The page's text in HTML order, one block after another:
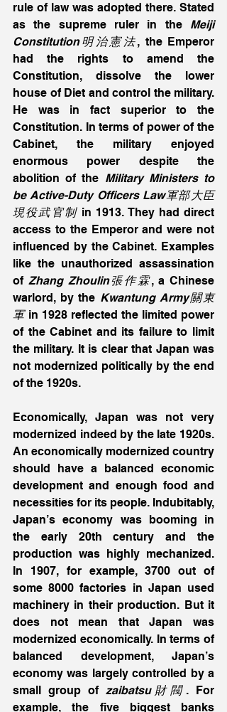
rule of law was adopted there. Stated
as the supreme ruler in the Meiji
Constitution明治憲法, the Emperor
had the rights to amend the
Constitution, dissolve the lower
house of Diet and control the military.
He was in fact superior to the
Constitution. In terms of power of the
Cabinet, the military enjoyed
enormous power despite the
abolition of the Military Ministers to
be Active-Duty Officers Law軍部大臣
現役武官制 in 1913. They had direct
access to the Emperor and were not
influenced by the Cabinet. Examples
like the unauthorized assassination
of Zhang Zhoulin張作霖, a Chinese
warlord, by the Kwantung Army關東
軍 in 1928 reflected the limited power
of the Cabinet and its failure to limit
the military. It is clear that Japan was
not modernized politically by the end
of the 1920s.
Economically, Japan was not very
modernized indeed by the late 1920s.
An economically modernized country
should have a balanced economic
development and enough food and
necessities for its people. Indubitably,
Japan’s economy was booming in
the early 20th century and the
production was highly mechanized.
In 1907, for example, 3700 out of
some 8000 factories in Japan used
machinery in their production. But it
does not mean that Japan was
modernized economically. In terms of
balanced development, Japan’s
economy was largely controlled by a
small group of zaibatsu財閥 . For
example, the five biggest banks